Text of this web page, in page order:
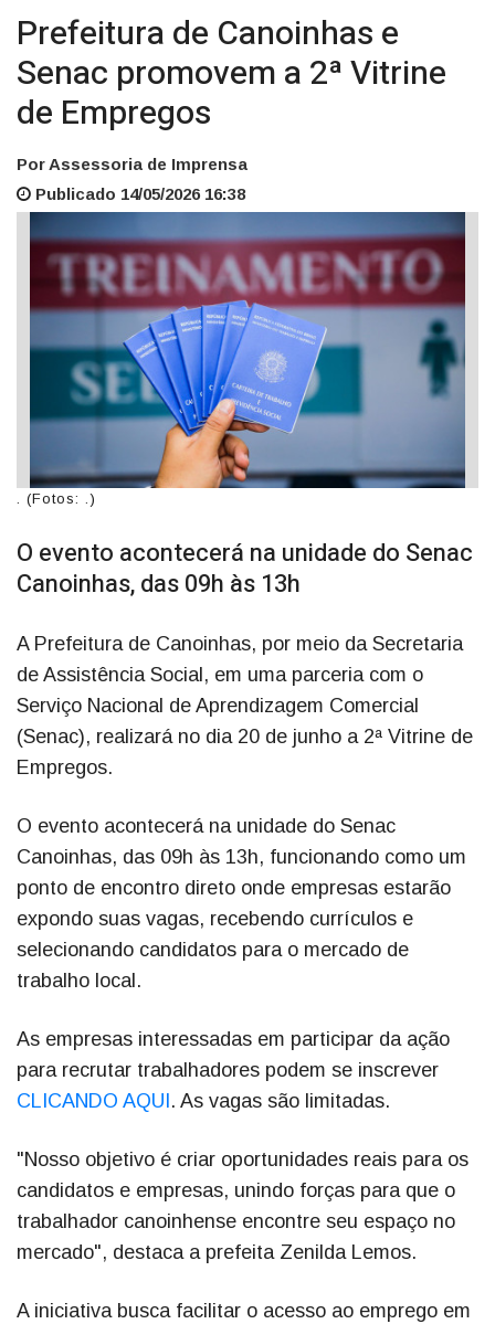
Prefeitura de Canoinhas e
Senac promovem a 2ª Vitrine
de Empregos
Por Assessoria de Imprensa
Publicado 14/05/2026 16:38
. (Fotos: .)
O evento acontecerá na unidade do Senac
Canoinhas, das 09h às 13h
A Prefeitura de Canoinhas, por meio da Secretaria
de Assistência Social, em uma parceria com o
Serviço Nacional de Aprendizagem Comercial
(Senac), realizará no dia 20 de junho a 2ª Vitrine de
Empregos.
O evento acontecerá na unidade do Senac
Canoinhas, das 09h às 13h, funcionando como um
ponto de encontro direto onde empresas estarão
expondo suas vagas, recebendo currículos e
selecionando candidatos para o mercado de
trabalho local.
As empresas interessadas em participar da ação
para recrutar trabalhadores podem se inscrever
CLICANDO AQUI . As vagas são limitadas.
"Nosso objetivo é criar oportunidades reais para os
candidatos e empresas, unindo forças para que o
trabalhador canoinhense encontre seu espaço no
mercado", destaca a prefeita Zenilda Lemos.
A iniciativa busca facilitar o acesso ao emprego em